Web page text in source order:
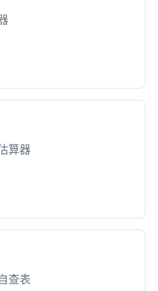
算器
查表